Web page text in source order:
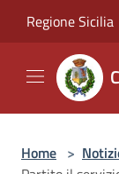
Regione Sicilia
Home >